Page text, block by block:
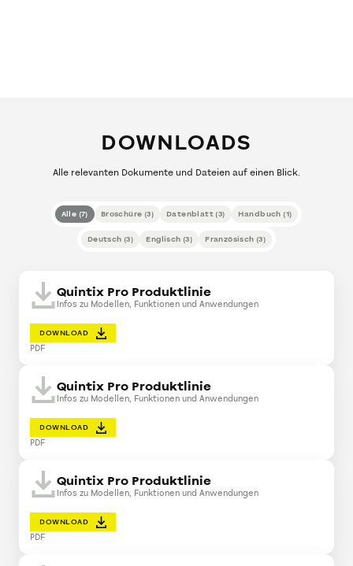
DOWNLOADS
Alle relevanten Dokumente und Dateien auf einen Blick.
Alle (7) Broschüre (3) Datenblatt (3) Handbuch (1)
Deutsch (3) Englisch (3) Französisch (3)
Quintix Pro Produktlinie
Infos zu Modellen, Funktionen und Anwendungen
DOWNLOAD
PDF
Quintix Pro Produktlinie
Infos zu Modellen, Funktionen und Anwendungen
DOWNLOAD
PDF
Quintix Pro Produktlinie
Infos zu Modellen, Funktionen und Anwendungen
DOWNLOAD
PDF